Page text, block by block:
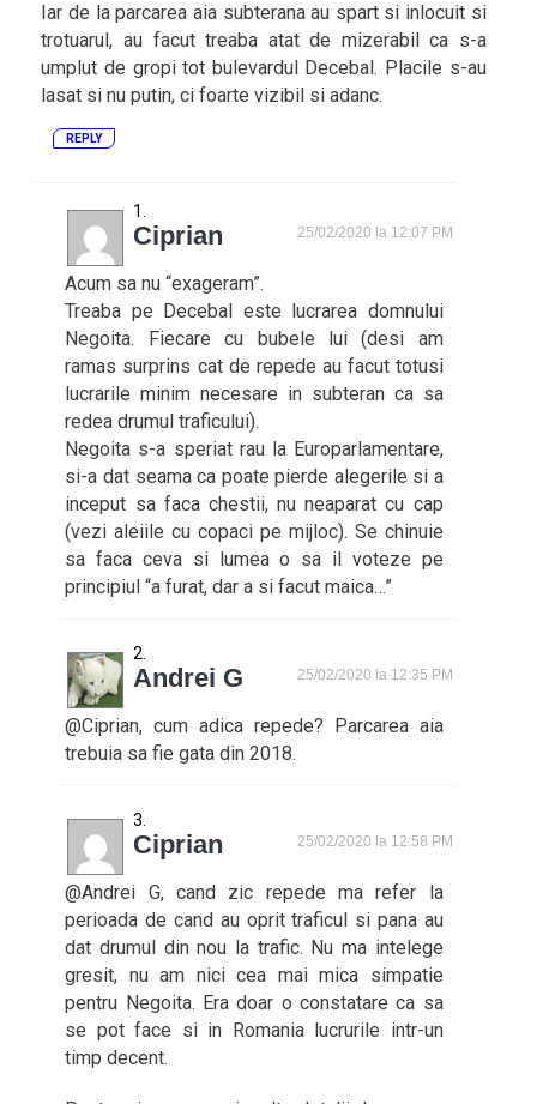
Iar de la parcarea aia subterana au spart si inlocuit si
trotuarul, au facut treaba atat de mizerabil ca s-a
umplut de gropi tot bulevardul Decebal. Placile s-au
lasat si nu putin, ci foarte vizibil si adanc.
REPLY
Ciprian 25/02/2020 la 12:07 PM
Acum sa nu “exageram”.
Treaba pe Decebal este lucrarea domnului
Negoita. Fiecare cu bubele lui (desi am
ramas surprins cat de repede au facut totusi
lucrarile minim necesare in subteran ca sa
redea drumul traficului).
Negoita s-a speriat rau la Europarlamentare,
si-a dat seama ca poate pierde alegerile si a
inceput sa faca chestii, nu neaparat cu cap
(vezi aleiile cu copaci pe mijloc). Se chinuie
sa faca ceva si lumea o sa il voteze pe
principiul “a furat, dar a si facut maica…”
Andrei G 25/02/2020 la 12:35 PM
@Ciprian, cum adica repede? Parcarea aia
trebuia sa fie gata din 2018.
Ciprian 25/02/2020 la 12:58 PM
@Andrei G, cand zic repede ma refer la
perioada de cand au oprit traficul si pana au
dat drumul din nou la trafic. Nu ma intelege
gresit, nu am nici cea mai mica simpatie
pentru Negoita. Era doar o constatare ca sa
se pot face si in Romania lucrurile intr-un
timp decent.